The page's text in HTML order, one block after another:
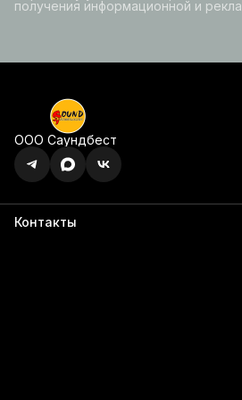
получения информационной и
ООО Саундбест
Контакты